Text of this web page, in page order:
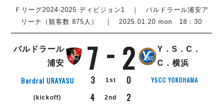
チケット
メディア情報
その他
順位表
戦績表
警告・退場・出場停止選手
個人ランキング｜ゴール
個人ランキング｜シュート
個人ランキング｜シュート成功率
エスポラーダ北海道
バルドラール浦安
フウガドールすみだ
立川アスレティックFC
ペスカドーラ町田
チケットを買う TICKET
アリーナ情報 ARENA
リーグ概要 ABOUT US
Ｆリーグ2024-2025 ディビジョン1
｜ バルドラール浦安ア
リーナ（観客数 875人） ｜ 2025.01.20 mon 18：30
バルドラール
浦安
7 2
Y．S．C．
C．横浜
Bardral URAYASU 3 1st 0 YSCC YOKOHAMA
(kickoff) 4 2nd
2